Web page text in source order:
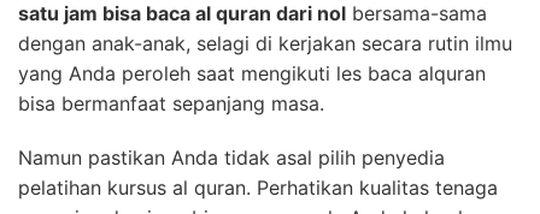
satu jam bisa baca al quran dari nol bersama-sama
dengan anak-anak, selagi di kerjakan secara rutin ilmu
yang Anda peroleh saat mengikuti les baca alquran
bisa bermanfaat sepanjang masa.
Namun pastikan Anda tidak asal pilih penyedia
pelatihan kursus al quran. Perhatikan kualitas tenaga